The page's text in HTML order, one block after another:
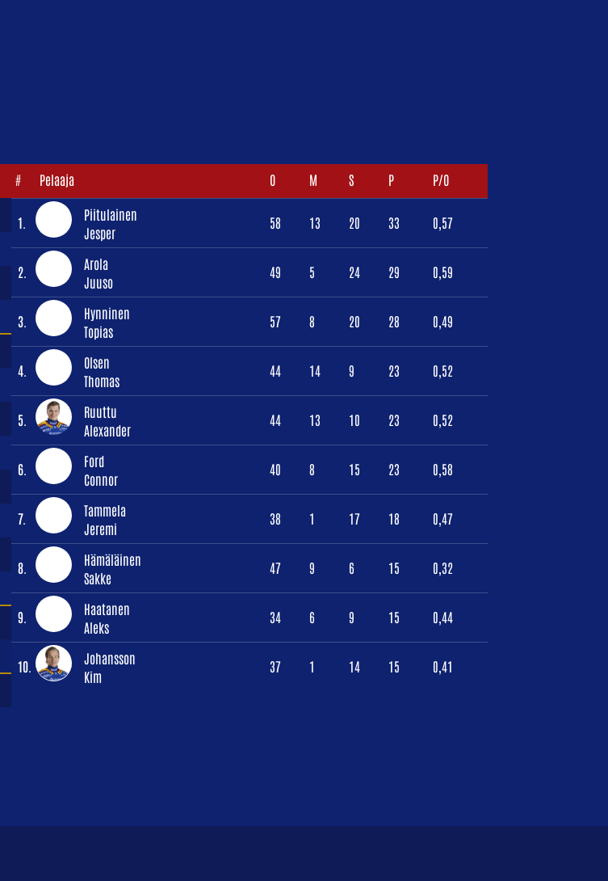
# Pelaaja O M S P P/O
1.
Piitulainen
Jesper
58 13 20 33 0,57
2.
Arola
Juuso
49 5 24 29 0,59
3.
Hynninen
Topias
57 8 20 28 0,49
4.
Olsen
Thomas
44 14 9 23 0,52
5.
Ruuttu
Alexander
44 13 10 23 0,52
6.
Ford
Connor
40 8 15 23 0,58
7.
Tammela
Jeremi
38 1 17 18 0,47
8.
Hämäläinen
Sakke
47 9 6 15 0,32
9.
Haatanen
Aleks
34 6 9 15 0,44
10.
Johansson
Kim
37 1 14 15 0,41